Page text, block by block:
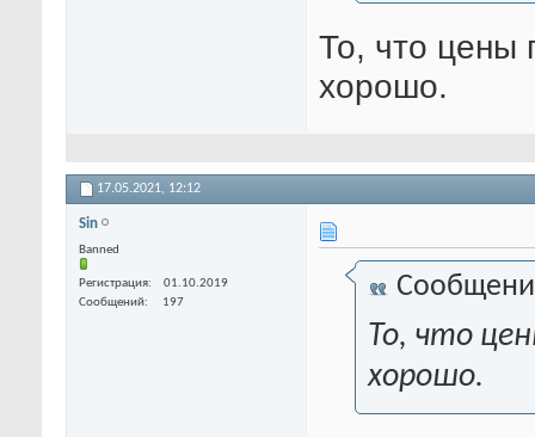
То, что цены
хорошо.
17.05.2021, 12:12
Sin
Banned
Регистрация
01.10.2019
Сообщений
197
То, что
хорошо.